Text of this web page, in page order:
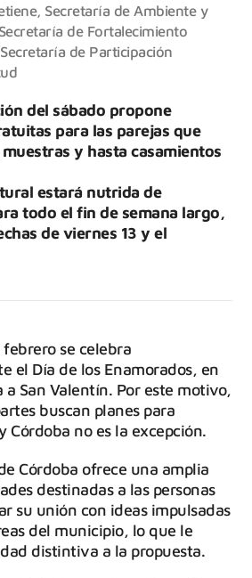
, Secretaría de Ambiente y
Secretaría de Fortalecimiento
Secretaría de Participación
del sábado propone
para las parejas que
y hasta casamientos
estará nutrida de
todo el fin de semana largo,
de viernes 13 y el
febrero se celebra
el Día de los Enamorados, en
a San Valentín. Por este motivo,
buscan planes para
Córdoba no es la excepción.
Córdoba ofrece una amplia
destinadas a las personas
su unión con ideas impulsadas
del municipio, lo que le
distintiva a la propuesta.